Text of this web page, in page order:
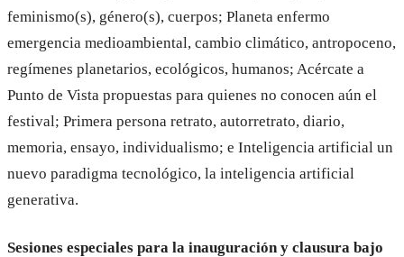
feminismo(s), género(s), cuerpos; Planeta enfermo
emergencia medioambiental, cambio climático, antropoceno,
regímenes planetarios, ecológicos, humanos; Acércate a
Punto de Vista propuestas para quienes no conocen aún el
festival; Primera persona retrato, autorretrato, diario,
memoria, ensayo, individualismo; e Inteligencia artificial un
nuevo paradigma tecnológico, la inteligencia artificial
generativa.
Sesiones especiales para la inauguración y clausura bajo